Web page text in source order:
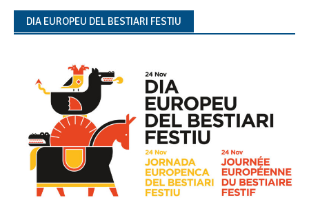
DIA EUROPEU DEL BESTIARI FESTIU